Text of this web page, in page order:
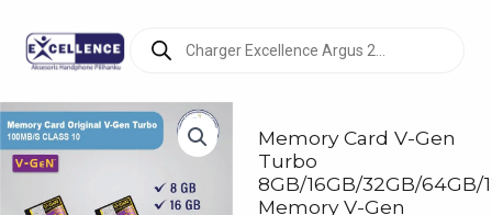
search
Memory Card V-Gen
Turbo
8GB/16GB/32GB/64GB/
Memory V-Gen